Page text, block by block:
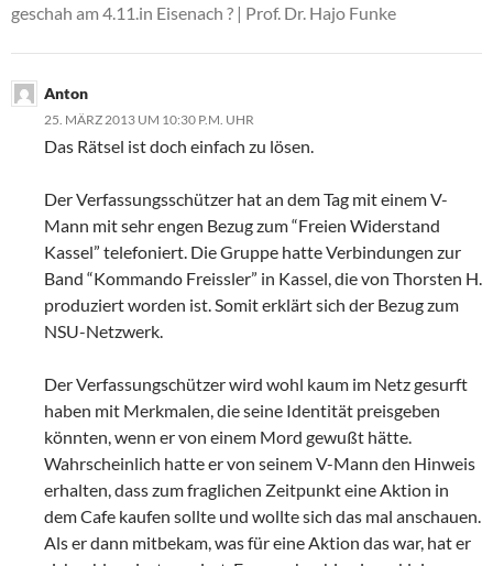
geschah am 4.11.in Eisenach ? | Prof. Dr. Hajo Funke
Anton
25. MÄRZ 2013 UM 10:30 P.M. UHR
Das Rätsel ist doch einfach zu lösen.
Der Verfassungsschützer hat an dem Tag mit einem V-
Mann mit sehr engen Bezug zum “Freien Widerstand
Kassel” telefoniert. Die Gruppe hatte Verbindungen zur
Band “Kommando Freissler” in Kassel, die von Thorsten H.
produziert worden ist. Somit erklärt sich der Bezug zum
NSU-Netzwerk.
Der Verfassungschützer wird wohl kaum im Netz gesurft
haben mit Merkmalen, die seine Identität preisgeben
könnten, wenn er von einem Mord gewußt hätte.
Wahrscheinlich hatte er von seinem V-Mann den Hinweis
erhalten, dass zum fraglichen Zeitpunkt eine Aktion in
dem Cafe kaufen sollte und wollte sich das mal anschauen.
Als er dann mitbekam, was für eine Aktion das war, hat er